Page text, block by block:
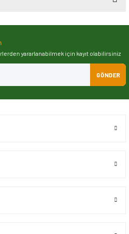
ve diğer konularda
ederiz.
görüntülenemiyor.
yararlanabilmek için kayıt olabilirsiniz
GÖNDER